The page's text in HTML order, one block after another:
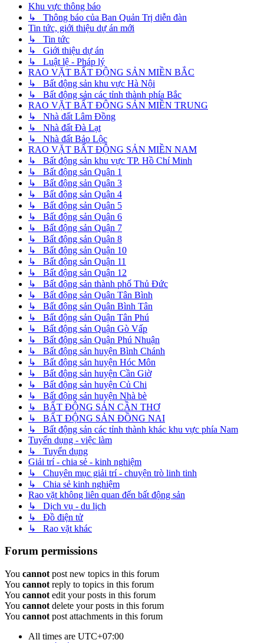
Khu vực thông báo
↳ Thông báo của Ban Quản Trị diễn đàn
Tin tức, giới thiệu dự án mới
↳ Tin tức
↳ Giới thiệu dự án
↳ Luật lệ - Pháp lý
RAO VẶT BẤT ĐỘNG SẢN MIỀN BẮC
↳ Bất động sản khu vực Hà Nội
↳ Bất động sản các tỉnh thành phía Bắc
RAO VẶT BẤT ĐỘNG SẢN MIỀN TRUNG
↳ Nhà đất Lâm Đồng
↳ Nhà đất Đà Lạt
↳ Nhà đất Bảo Lộc
RAO VẶT BẤT ĐỘNG SẢN MIỀN NAM
↳ Bất động sản khu vực TP. Hồ Chí Minh
↳ Bất động sản Quận 1
↳ Bất động sản Quận 3
↳ Bất động sản Quận 4
↳ Bất động sản Quận 5
↳ Bất động sản Quận 6
↳ Bất động sản Quận 7
↳ Bất động sản Quận 8
↳ Bất động sản Quận 10
↳ Bất động sản Quận 11
↳ Bất động sản Quận 12
↳ Bất động sản thành phố Thủ Đức
↳ Bất động sản Quận Tân Bình
↳ Bất động sản Quận Bình Tân
↳ Bất động sản Quận Tân Phú
↳ Bất động sản Quận Gò Vấp
↳ Bất động sản Quận Phú Nhuận
↳ Bất động sản huyện Bình Chánh
↳ Bất động sản huyện Hóc Môn
↳ Bất động sản huyện Cần Giờ
↳ Bất động sản huyện Củ Chi
↳ Bất động sản huyện Nhà bè
↳ BẤT ĐỘNG SẢN CẦN THƠ
↳ BẤT ĐỘNG SẢN ĐỒNG NAI
↳ Bất động sản các tỉnh thành khác khu vực phía Nam
Tuyển dụng - việc làm
↳ Tuyển dụng
Giải trí - chia sẻ - kinh nghiệm
↳ Chuyên mục giải trí - chuyện trò linh tinh
↳ Chia sẻ kinh nghiệm
Rao vặt không liên quan đến bất động sản
↳ Dịch vụ - du lịch
↳ Đồ điện tử
↳ Rao vặt khác
Forum permissions
You cannot post new topics in this forum
You cannot reply to topics in this forum
You cannot edit your posts in this forum
You cannot delete your posts in this forum
You cannot post attachments in this forum
All times are UTC+07:00